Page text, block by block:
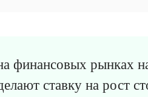
финансовых рынках
ставку на рост